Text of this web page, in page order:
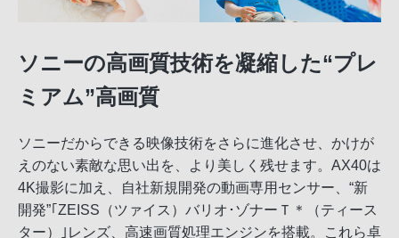
ソニーの高画質技術を凝縮した“プレ
ミアム”高画質
ソニーだからできる映像技術をさらに進化させ、かけが
えのない素敵な思い出を、より美しく残せます。AX40は
4K撮影に加え、自社新規開発の動画専用センサー、“新
開発”｢ZEISS（ツァイス）バリオ･ゾナーＴ＊（ティース
ター）｣レンズ、高速画質処理エンジンを搭載。これら卓